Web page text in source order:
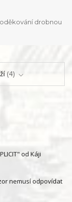
drobnou
4
od Káji
nemusí odpovídat